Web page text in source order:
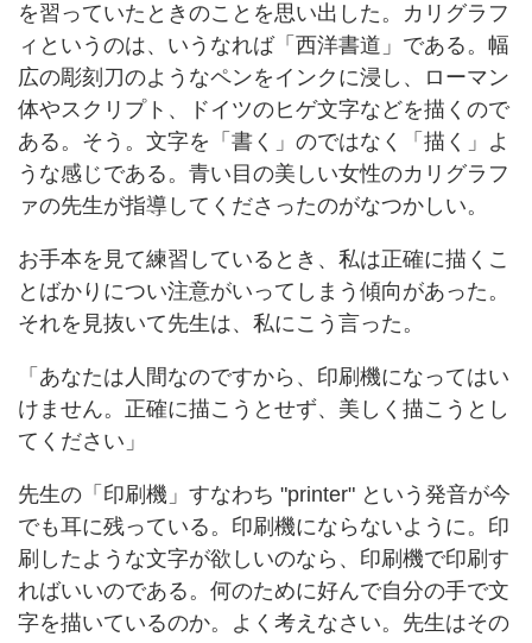
を習っていたときのことを思い出した。カリグラフ
ィというのは、いうなれば「西洋書道」である。幅
広の彫刻刀のようなペンをインクに浸し、ローマン
体やスクリプト、ドイツのヒゲ文字などを描くので
ある。そう。文字を「書く」のではなく「描く」よ
うな感じである。青い目の美しい女性のカリグラフ
ァの先生が指導してくださったのがなつかしい。
お手本を見て練習しているとき、私は正確に描くこ
とばかりについ注意がいってしまう傾向があった。
それを見抜いて先生は、私にこう言った。
「あなたは人間なのですから、印刷機になってはい
けません。正確に描こうとせず、美しく描こうとし
てください」
先生の「印刷機」すなわち "printer" という発音が今
でも耳に残っている。印刷機にならないように。印
刷したような文字が欲しいのなら、印刷機で印刷す
ればいいのである。何のために好んで自分の手で文
字を描いているのか。よく考えなさい。先生はその